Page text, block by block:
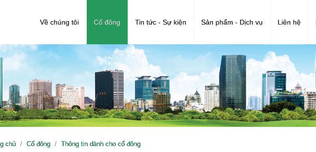
Về chúng tôi Cổ đông Tin tức - Sự kiện Sản phẩm - Dịch vụ Liên hệ
chủ Cổ đông Thông tin dành cho cổ đông